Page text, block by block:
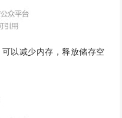
以减少内存，释放储存空